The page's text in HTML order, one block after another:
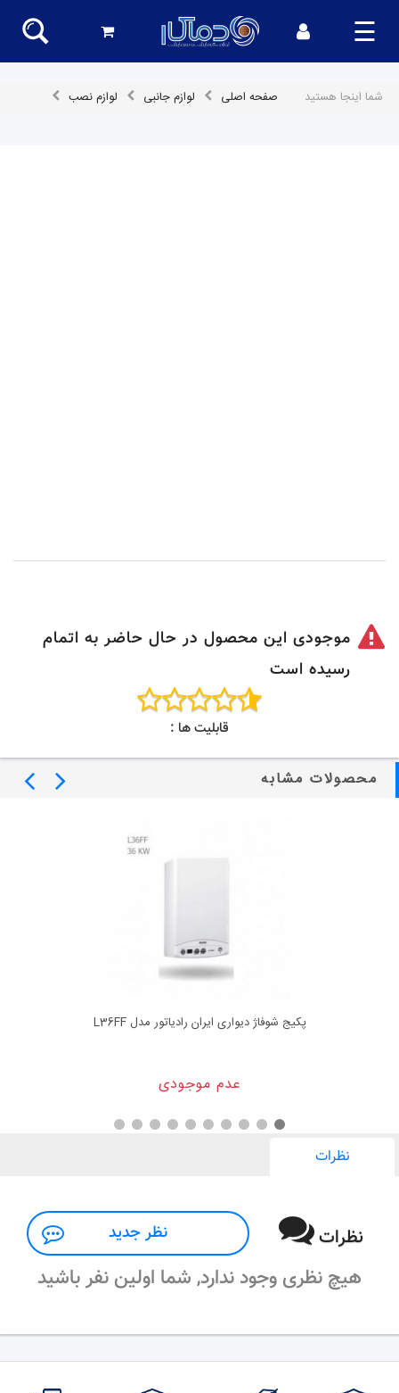
☰
شما اینجا هستید صفحه اصلی لوازم جانبی لوازم نصب
موجودی این محصول در حال حاضر به اتمام
رسیده است
قابلیت ها :
محصولات مشابه
پکیج شوفاژ دیواری ایران رادیاتور مدل L36FF
عدم موجودی
نظرات
نظرات نظر جدید
هیچ نظری وجود ندارد, شما اولین نفر باشید